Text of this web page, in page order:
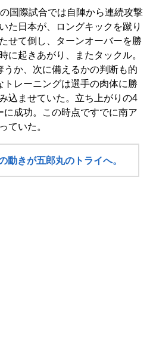
国際試合では自陣から連続攻撃
た日本が、ロングキックを蹴り
せて倒し、ターンオーバーを勝
に起きあがり、またタックル。
うか、次に備えるかの判断も的
レーニングは選手の肉体に勝
込ませていた。立ち上がりの4
成功。この時点ですでに南ア
ていた。
動きが五郎丸のトライへ。